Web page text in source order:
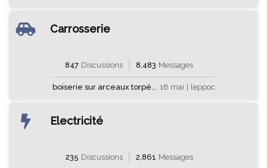
Carrosserie
847 Discussions 8,483 Messages
18 mai | leppoc
boiserie sur arceaux torpé...
Electricité
235 Discussions 2,861 Messages